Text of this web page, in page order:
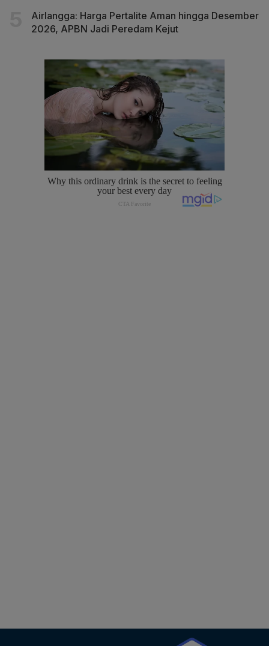
Airlangga: Harga Pertalite Aman hingga Desember
2026, APBN Jadi Peredam Kejut